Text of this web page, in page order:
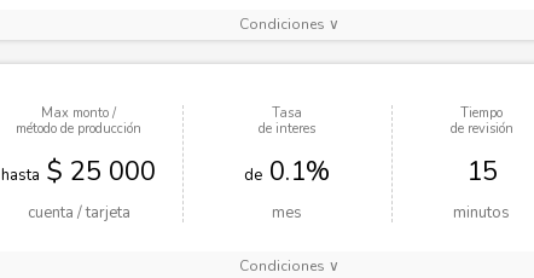
Condiciones ∨
Max monto /
método de producción
hasta $ 25 000
cuenta / tarjeta
Tasa
de interes
de 0.1%
mes
Tiempo
de revisión
15
minutos
Condiciones ∨